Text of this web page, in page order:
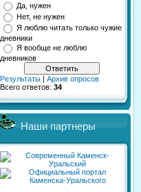
Да, нужен
Нет, не нужен
Я люблю читать только чужие
дневники
Я вообще не люблю
дневников
Результаты
Архив опросов
Всего ответов: 34
Наши партнеры